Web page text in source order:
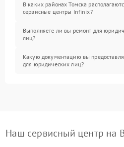
В каких районах Томска
сервисные центры Infinix?
Выполняете ли вы ремонт для
лиц?
Какую документацию вы
для юридических лиц?
Наш сервисный центр на